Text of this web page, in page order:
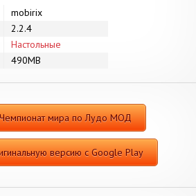
mobirix
2.2.4
Настольные
490MB
Чемпионат мира по Лудо МОД
версию с Google Play